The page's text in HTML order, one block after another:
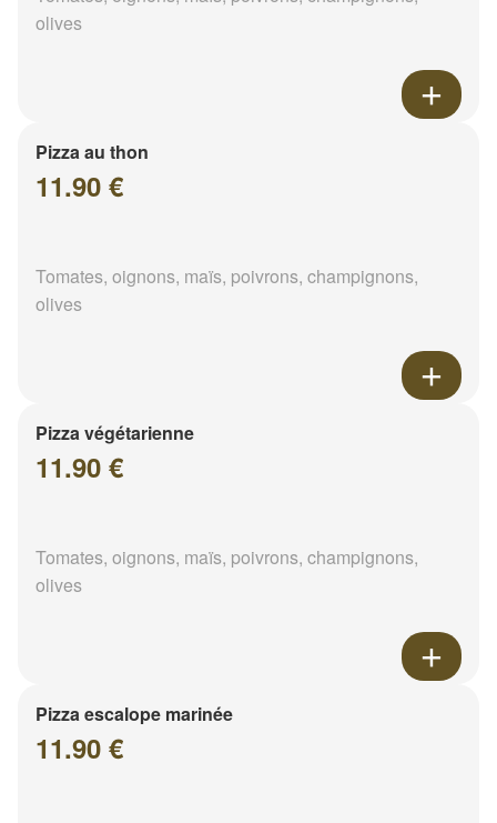
olives
Pizza au thon
11.90 €
Tomates, oignons, maïs, poivrons, champignons,
olives
Pizza végétarienne
11.90 €
Tomates, oignons, maïs, poivrons, champignons,
olives
Pizza escalope marinée
11.90 €